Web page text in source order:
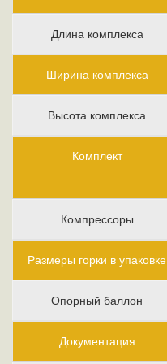
Длина комплекса
Ширина комплекса
Высота комплекса
Комплект
Компрессоры
Размеры горки в упаковке
Опорный баллон
Документация